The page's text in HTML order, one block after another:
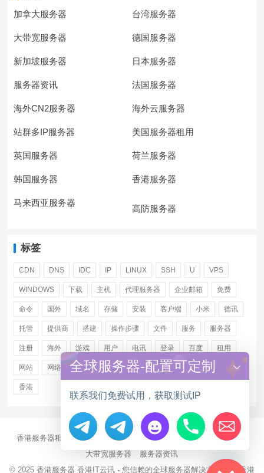
加拿大服务器 台湾服务器
大带宽服务器 德国服务器
新加坡服务器 日本服务器
服务器资讯 法国服务器
海外CN2服务器 海外云服务器
站群多IP服务器 美国服务器租用
英国服务器 荷兰服务器
韩国服务器 香港服务器
马来西亚服务器
高防服务器
标签
CDN DNS IDC IP LINUX SSH U VPS
WINDOWS 下载 主机 代理服务器 企业邮箱 免费
命令 国外 域名 存储 安装 客户端 小米 德讯
托管 提供商 搭建 操作步骤 文件 服务 服务器
注册 海外 游戏 用户 电讯 登录 百度 租用
网站 网络 腾讯 虚拟主机 证书 配置 阿里
香港
香港服务器租用 海外CN2服务器 站群多IP服务器
海外云服务器
大带宽服务器
服务器资讯
© 2025 香港服务器 香港IT云讯 - 您信赖的全球服务器解决方案伙伴 香港
Hide chaty
全球服务器-配置可定制
联系我们免费试用，获取测试IP